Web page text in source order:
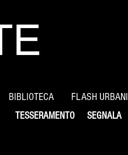
BIBLIOTECA FLASH URBANI
SEGNALA
TESSERAMENTO